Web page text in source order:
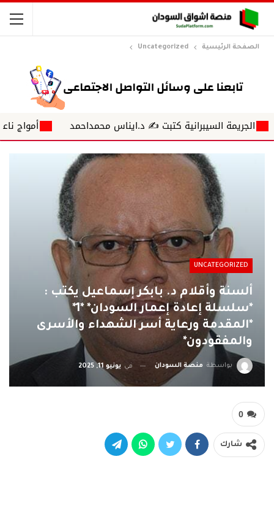
الصفحة الرئيسية Uncategorized
كتبت ✍ د.ايناس محمداحمد أمواج ناعمة تلغرافات على شاطئ
UNCATEGORIZED
ألسنة وأقلام د. بابكر إسماعيل يكتب :
*سلسلة إعادة إعمار السودان* *1*
*المقدمة ورعاية أسر الشهداء والأسرى
والمفقودون*
بواسطة منصة السودان في يونيو 11, 2025
0
شارك